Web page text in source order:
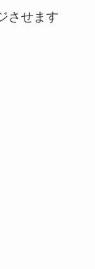
させます